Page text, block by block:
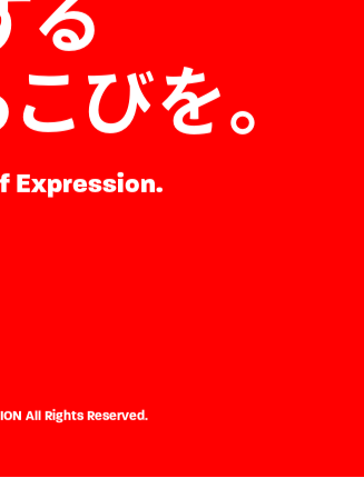
る
びを。
Expression.
All Rights Reserved.